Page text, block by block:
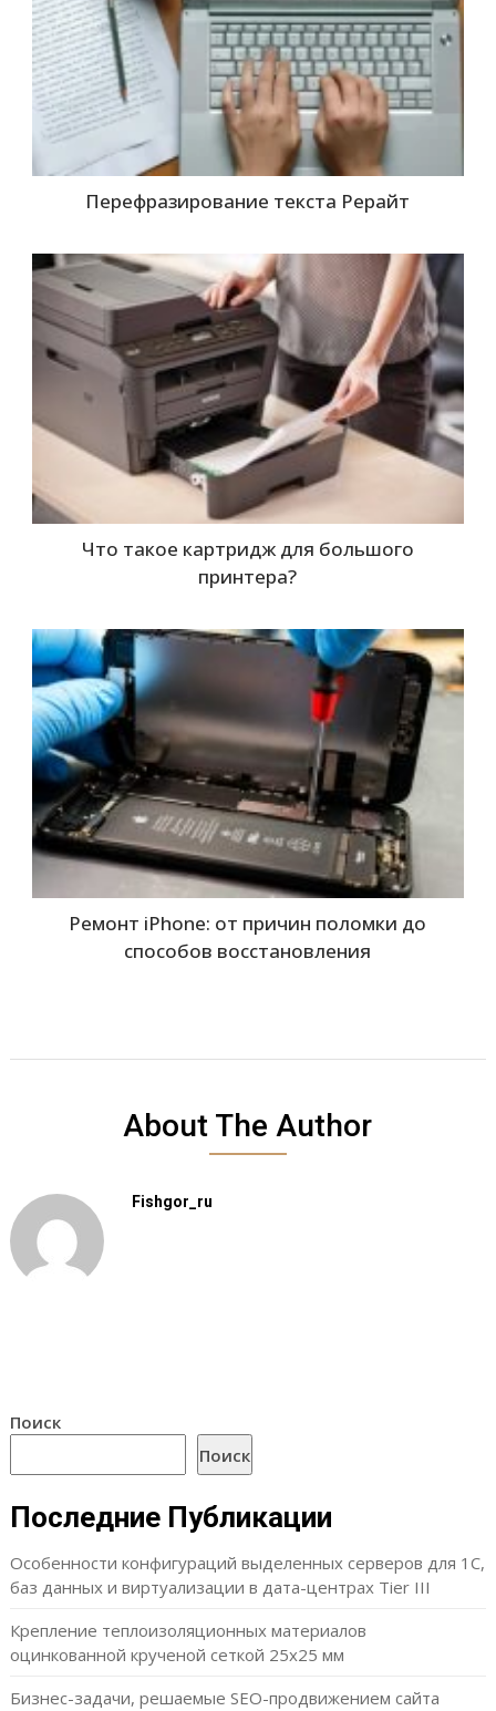
Перефразирование текста Рерайт
Что такое картридж для большого
принтера?
Ремонт iPhone: от причин поломки до
способов восстановления
About The Author
Fishgor_ru
Поиск
Поиск
Последние Публикации
Особенности конфигураций выделенных серверов для 1С,
баз данных и виртуализации в дата-центрах Tier III
Крепление теплоизоляционных материалов
оцинкованной крученой сеткой 25х25 мм
Бизнес-задачи, решаемые SEO-продвижением сайта